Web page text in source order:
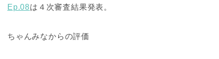
Ep.08は４次審査結果発表。
ちゃんみなからの評価